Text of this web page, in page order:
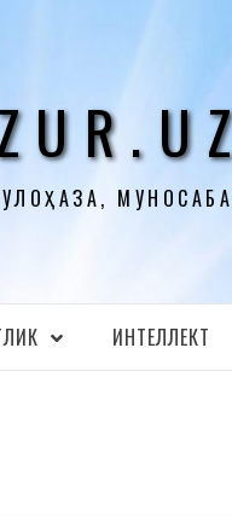
ИНТЕЛЛЕКТ